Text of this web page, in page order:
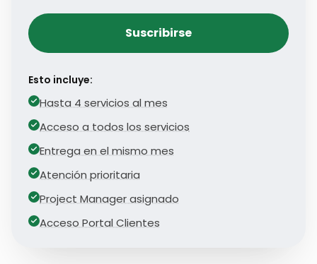
Suscribirse
Esto incluye:
Hasta 4 servicios al mes
Acceso a todos los servicios
Entrega en el mismo mes
Atención prioritaria
Project Manager asignado
Acceso Portal Clientes